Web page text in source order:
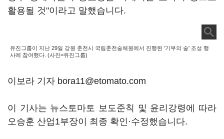
활용될 것"이라고 말했습니다.
유진그룹이 지난 29일 강원 춘천시 국립춘천숲체원에서 진행된 '기부의 숲' 조성 행
사에 참여했다. (사진=유진그룹)
이보라 기자 bora11@etomato.com
이 기사는 뉴스토마토 보도준칙 및 윤리강령에 따라
오승훈 산업1부장이 최종 확인·수정했습니다.